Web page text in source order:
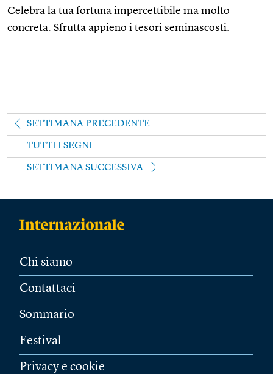
Celebra la tua fortuna impercettibile ma molto
concreta. Sfrutta appieno i tesori seminascosti.
SETTIMANA PRECEDENTE
TUTTI I SEGNI
SETTIMANA SUCCESSIVA
Chi siamo
Contattaci
Sommario
Festival
Privacy e cookie